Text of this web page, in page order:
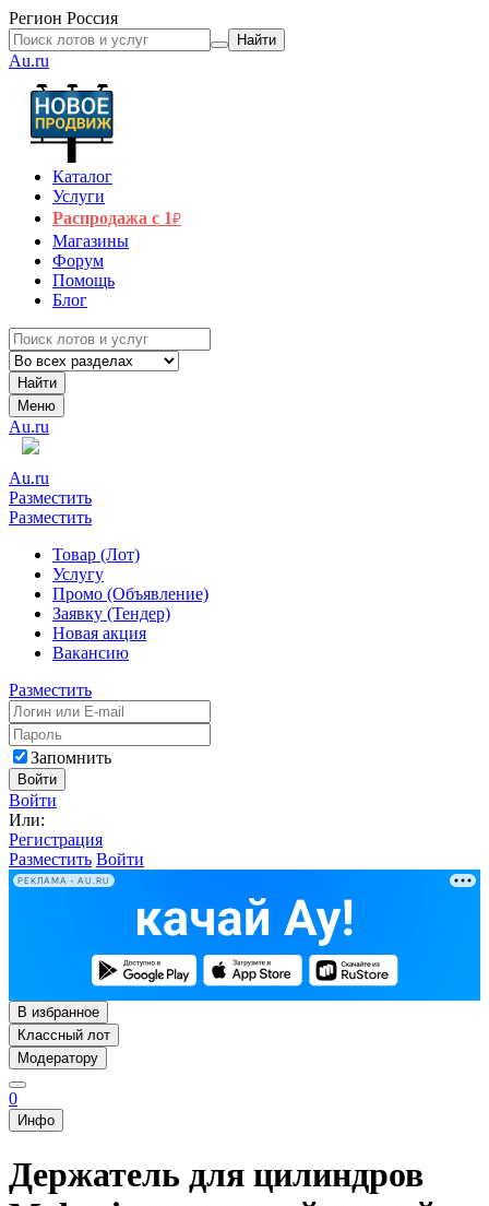
Регион Россия
Найти
Au.ru
Каталог
Услуги
Распродажа с 1₽
Магазины
Форум
Помощь
Блог
Найти
Меню
Au.ru
Au.ru
Разместить
Разместить
Товар (Лот)
Услугу
Промо (Объявление)
Заявку (Тендер)
Новая акция
Вакансию
Разместить
Запомнить
Войти
Войти
Или:
Регистрация
Разместить Войти
РЕКЛАМА • AU.RU
В избранное
Классный лот
Модератору
0
Инфо
Держатель для цилиндров